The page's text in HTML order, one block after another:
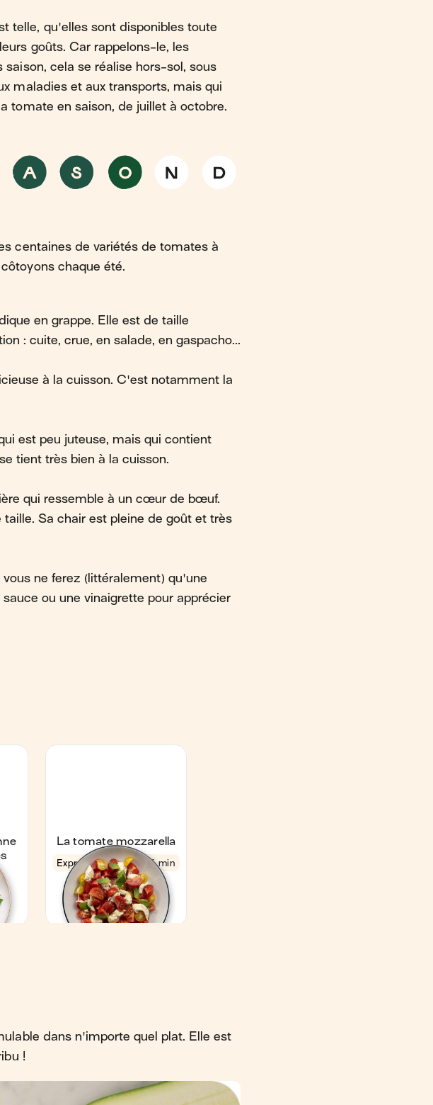
telle, qu'elles sont disponibles toute
goûts. Car rappelons-le, les
cela se réalise hors-sol, sous
maladies et aux transports, mais qui
tomate en saison, de juillet à octobre.
centaines de variétés de tomates à
chaque été.
en grappe. Elle est de taille
: cuite, crue, en salade, en gaspacho...
à la cuisson. C'est notamment la
est peu juteuse, mais qui contient
tient très bien à la cuisson.
qui ressemble à un cœur de bœuf.
Sa chair est pleine de goût et très
ne ferez (littéralement) qu'une
ou une vinaigrette pour apprécier
dans n'importe quel plat. Elle est
!